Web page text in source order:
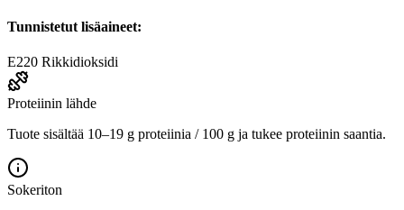
Tunnistetut lisäaineet:
E220 Rikkidioksidi
Proteiinin lähde
Tuote sisältää 10–19 g proteiinia / 100 g ja tukee proteiinin saantia.
Sokeriton